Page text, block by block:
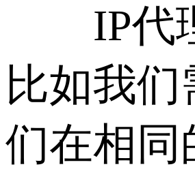
IP代理
比如我
们在相同